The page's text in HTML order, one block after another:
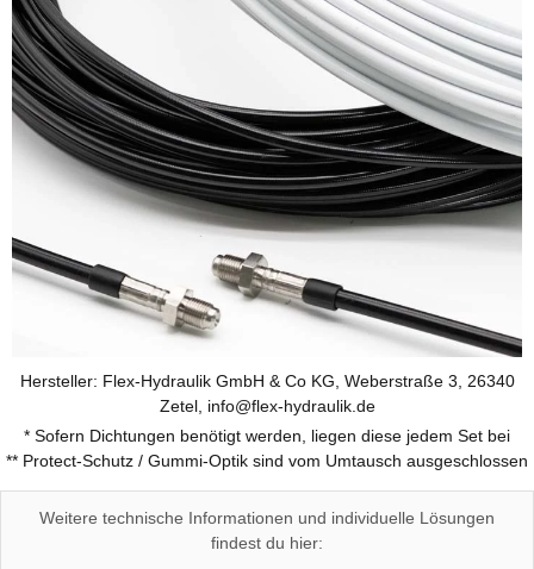
Hersteller: Flex-Hydraulik GmbH & Co KG, Weberstraße 3, 26340
Zetel, info@flex-hydraulik.de
* Sofern Dichtungen benötigt werden, liegen diese jedem Set bei
** Protect-Schutz / Gummi-Optik sind vom Umtausch ausgeschlossen
Weitere technische Informationen und individuelle Lösungen
findest du hier: